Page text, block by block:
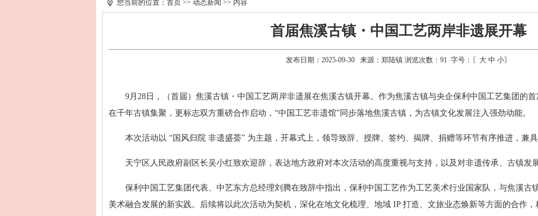
您当前的位置： 首页 >> 动态新闻 >> 内容
首届焦溪古镇・中国工艺两岸非遗展开幕
发布日期：2025-09-30 来源：郑陆镇 浏览次数： 91 字号：〖 大 中 小〗
9月28日，（首届 ）焦溪古镇・中国工艺两岸非遗展在焦溪古镇开幕。作为焦溪古镇与央企保利中国工艺集团的
在千年古镇集聚，更标志双方重磅合作启动，“中国工艺非遗馆”同步落地焦溪古镇，为古镇文化发展注入强劲动能。
本次活动以 “国风归院 非遗盛荟” 为主题，开幕式上，领导致辞、授牌、签约、揭牌、捐赠等环节有序推进，兼
天宁区人民政府副区长吴小红致欢迎辞，表达地方政府对本次活动的高度重视与支持，以及对非遗传承、古镇发
保利中国工艺集团代表、中艺东方总经理刘腾在致辞中指出，保利中国工艺作为工艺美术行业国家队，与焦溪古
美术融合发展的新实践。后续将以此次活动为契机，深化在地文化梳理、地域 IP 打造、文旅业态焕新等方面的合作